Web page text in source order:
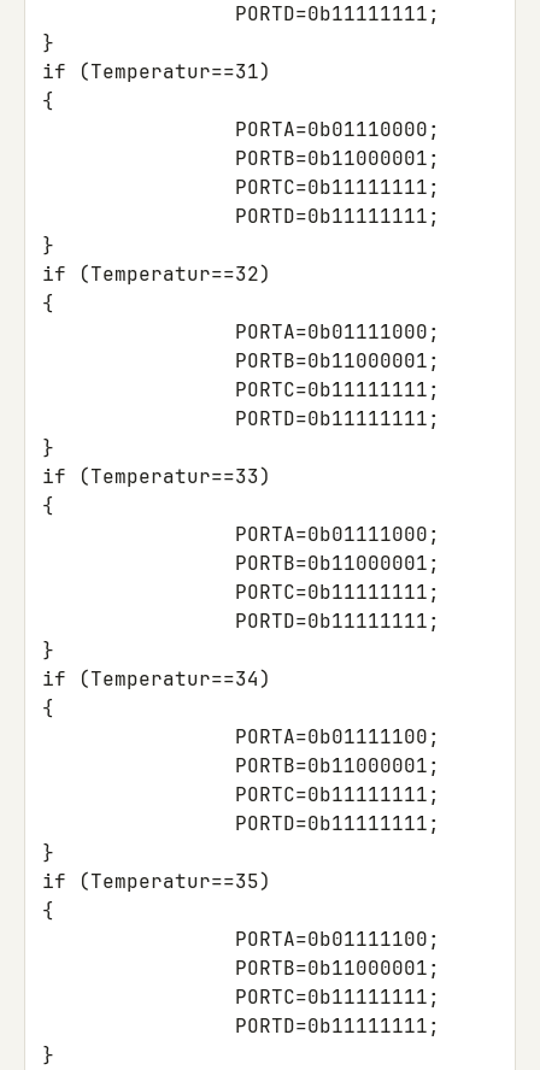
PORTD=0b11111111;
}
if
(Temperatur==31)
{
PORTA=0b01110000;
PORTB=0b11000001;
PORTC=0b11111111;
PORTD=0b11111111;
}
if
(Temperatur==32)
{
PORTA=0b01111000;
PORTB=0b11000001;
PORTC=0b11111111;
PORTD=0b11111111;
}
if
(Temperatur==33)
{
PORTA=0b01111000;
PORTB=0b11000001;
PORTC=0b11111111;
PORTD=0b11111111;
}
if
(Temperatur==34)
{
PORTA=0b01111100;
PORTB=0b11000001;
PORTC=0b11111111;
PORTD=0b11111111;
}
if
(Temperatur==35)
{
PORTA=0b01111100;
PORTB=0b11000001;
PORTC=0b11111111;
PORTD=0b11111111;
}